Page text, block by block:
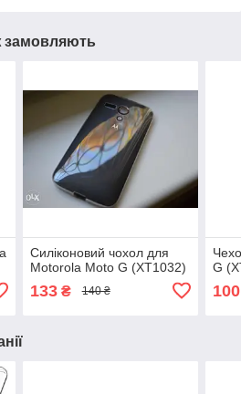
замовляють
Силіконовий чохол для
Motorola Moto G (XT1032)
133₴ 140 ₴
G
100